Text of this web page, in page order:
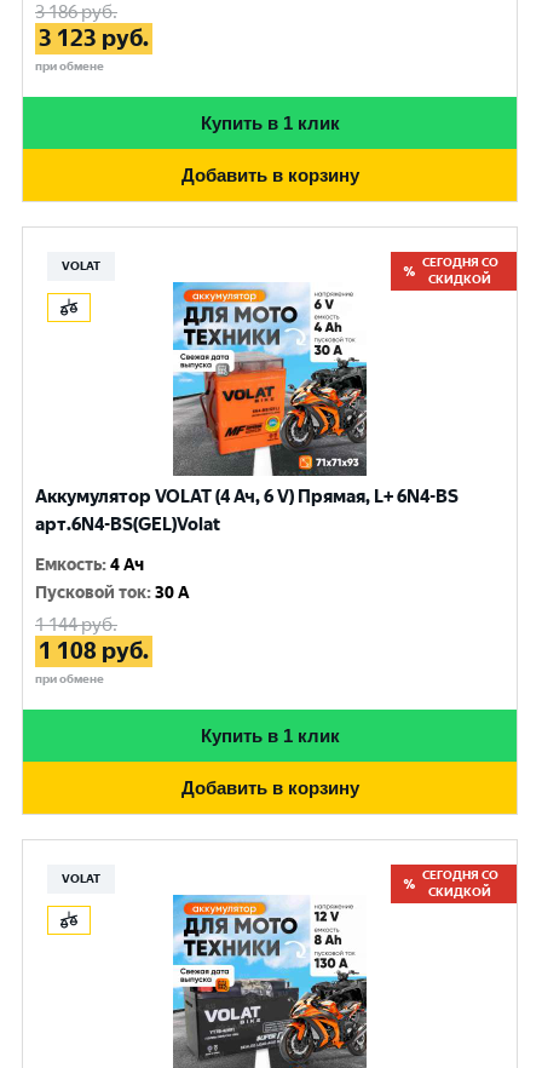
3 186руб.
3 123 руб.
при обмене
Купить в 1 клик
Добавить в корзину
VOLAT
СЕГОДНЯ СО
СКИДКОЙ
Аккумулятор VOLAT (4 Ач, 6 V) Прямая, L+ 6N4-BS
арт.6N4-BS(GEL)Volat
Емкость:4 Ач
Пусковой ток:30 A
1 144руб.
1 108 руб.
при обмене
Купить в 1 клик
Добавить в корзину
VOLAT
СЕГОДНЯ СО
СКИДКОЙ